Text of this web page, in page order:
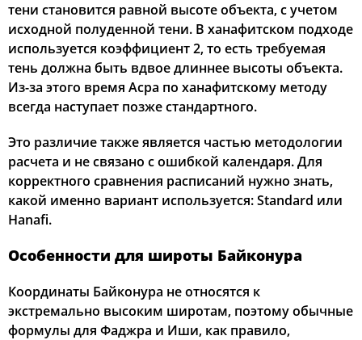
тени становится равной высоте объекта, с учетом
исходной полуденной тени. В ханафитском подходе
используется коэффициент 2, то есть требуемая
тень должна быть вдвое длиннее высоты объекта.
Из-за этого время Асра по ханафитскому методу
всегда наступает позже стандартного.
Это различие также является частью методологии
расчета и не связано с ошибкой календаря. Для
корректного сравнения расписаний нужно знать,
какой именно вариант используется: Standard или
Hanafi.
Особенности для широты Байконура
Координаты Байконура не относятся к
экстремально высоким широтам, поэтому обычные
формулы для Фаджра и Иши, как правило,